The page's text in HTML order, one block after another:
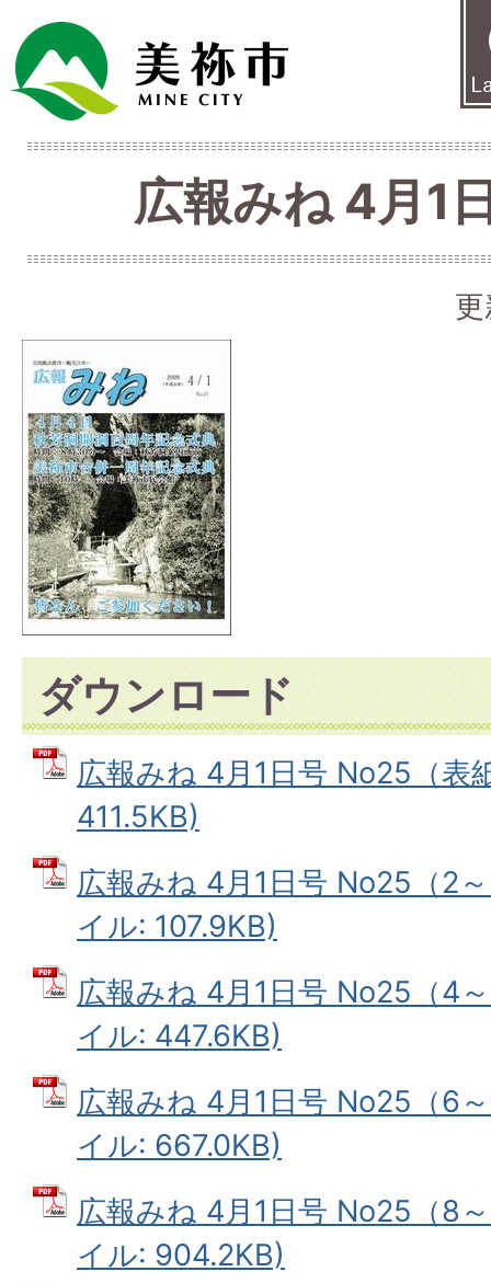
広報みね 4月1
ダウンロード
広報みね 4月1日号 No25（表
411.5KB)
広報みね 4月1日号 No25（2
イル: 107.9KB)
広報みね 4月1日号 No25（4
イル: 447.6KB)
広報みね 4月1日号 No25（6
イル: 667.0KB)
広報みね 4月1日号 No25（8
イル: 904.2KB)